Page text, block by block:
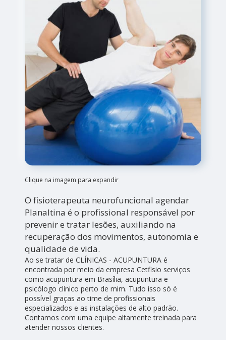
Clique na imagem para expandir
O fisioterapeuta neurofuncional agendar
Planaltina é o profissional responsável por
prevenir e tratar lesões, auxiliando na
recuperação dos movimentos, autonomia e
qualidade de vida.
Ao se tratar de CLÍNICAS - ACUPUNTURA é
encontrada por meio da empresa Cetfisio serviços
como acupuntura em Brasília, acupuntura e
psicólogo clínico perto de mim. Tudo isso só é
possível graças ao time de profissionais
especializados e as instalações de alto padrão.
Contamos com uma equipe altamente treinada para
atender nossos clientes.